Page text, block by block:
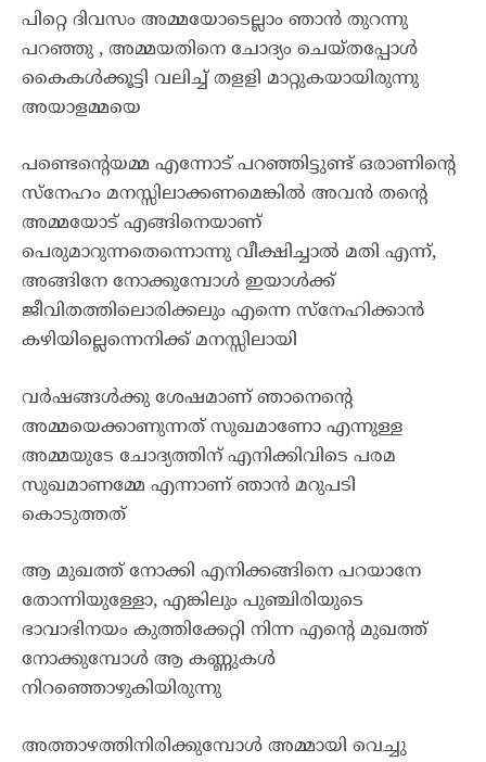
പിറ്റെ ദിവസം അമ്മയോടെല്ലാം ഞാൻ തുറന്നു
പറഞ്ഞു , അമ്മയതിനെ ചോദ്യം ചെയ്തപ്പോൾ
കൈകൾക്കൂട്ടി വലിച്ച് തളളി മാറ്റുകയായിരുന്നു
അയാളമ്മയെ
പണ്ടെന്റെയമ്മ എന്നോട് പറഞ്ഞിട്ടുണ്ട് ഒരാണിന്റെ
സ്നേഹം മനസ്സിലാക്കണമെങ്കിൽ അവൻ തന്റെ
അമ്മയോട് എങ്ങിനെയാണ്
പെരുമാറുന്നതെന്നൊന്നു വീക്ഷിച്ചാൽ മതി എന്ന്,
അങ്ങിനേ നോക്കുമ്പോൾ ഇയാൾക്ക്
ജീവിതത്തിലൊരിക്കലും എന്നെ സ്നേഹിക്കാൻ
കഴിയില്ലെന്നെനിക്ക് മനസ്സിലായി
വർഷങ്ങൾക്കു ശേഷമാണ് ഞാനെന്റെ
അമ്മയെക്കാണുന്നത് സുഖമാണോ എന്നുള്ള
അമ്മയുടേ ചോദ്യത്തിന് എനിക്കിവിടെ പരമ
സുഖമാണമ്മേ എന്നാണ് ഞാൻ മറുപടി
കൊടുത്തത്
ആ മുഖത്ത് നോക്കി എനിക്കങ്ങിനെ പറയാനേ
തോന്നിയുള്ളോ, എങ്കിലും പുഞ്ചിരിയുടെ
ഭാവാഭിനയം കുത്തിക്കേറ്റി നിന്ന എന്റെ മുഖത്ത്
നോക്കുമ്പോൾ ആ കണ്ണുകൾ
നിറഞ്ഞൊഴുകിയിരുന്നു
അത്താഴത്തിനിരിക്കുമ്പോൾ അമ്മായി വെച്ചു